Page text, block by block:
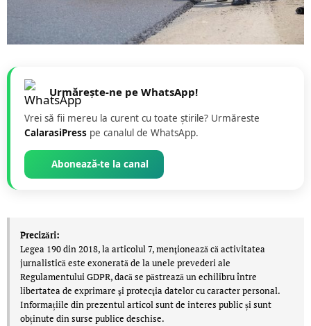
Urmărește-ne pe WhatsApp!
Vrei să fii mereu la curent cu toate știrile? Urmăreste
CalarasiPress pe canalul de WhatsApp.
Abonează-te la canal
Precizări:
Legea 190 din 2018, la articolul 7, menţionează că activitatea
jurnalistică este exonerată de la unele prevederi ale
Regulamentului GDPR, dacă se păstrează un echilibru între
libertatea de exprimare şi protecţia datelor cu caracter personal.
Informațiile din prezentul articol sunt de interes public și sunt
obținute din surse publice deschise.